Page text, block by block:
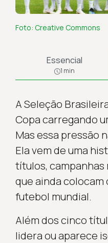
Foto: Creative Commons
Essencial
1 min
A Seleção
Copa carregando
Mas essa pressão
Ela vem de uma
títulos,
que ainda colocam
futebol mundial.
Além dos cinco
lidera ou aparece